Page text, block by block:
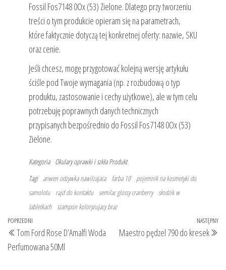
Fossil Fos7148 0Ox (53) Zielone. Dlatego przy tworzeniu
treści o tym produkcie opieram się na parametrach,
które faktycznie dotyczą tej konkretnej oferty: nazwie, SKU
oraz cenie.
Jeśli chcesz, mogę przygotować kolejną wersję artykułu
ściśle pod Twoje wymagania (np. z rozbudową o typ
produktu, zastosowanie i cechy użytkowe), ale w tym celu
potrzebuję poprawnych danych technicznych
przypisanych bezpośrednio do Fossil Fos7148 0Ox (53)
Zielone.
Kategoria Okulary oprawki i szkła Produkt
Tagi anwen odzywka nawilzajaca farba 10
pojemnik na kosmetyki do
samolotu
rajd do kontaktu semilac glossy cranberry słodzik w
tabletkach szampon koloryzujacy braz
Nawigacja
wpisu
Poprzedni
wpis
POPRZEDNI
Tom Ford Rose D’Amalfi Woda
Perfumowana 50Ml
NASTĘPNY
Maestro pędzel 790 do kresek